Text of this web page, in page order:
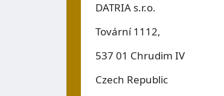
DATRIA s.r.o.
Tovární 1112,
537 01 Chrudim IV
Czech Republic